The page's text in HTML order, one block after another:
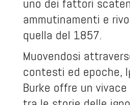
uno dei fattori
ammutinamenti e
quella del 1857.
Muovendosi
contesti ed epoche,
Burke offre un